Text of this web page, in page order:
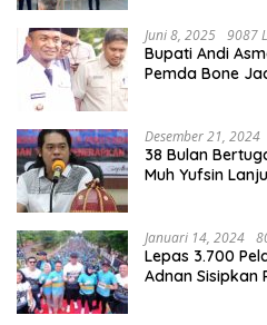
Juni 8, 2025 9087
Bupati Andi
Pemda Bone
Desember 21, 2024
38 Bulan
Muh Yufsin
Januari 14, 2024
Lepas 3.700
Adnan Sisipkan